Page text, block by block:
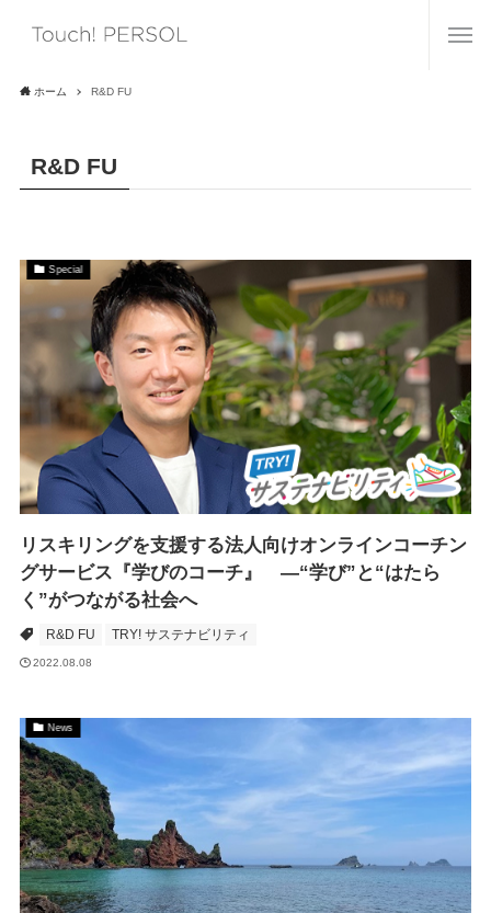
ホーム R&D FU
R&D FU
Special
リスキリングを支援する法人向けオンラインコーチン
グサービス『学びのコーチ』 ―“学び”と“はたら
く”がつながる社会へ
R&D FU TRY! サステナビリティ
2022.08.08
News